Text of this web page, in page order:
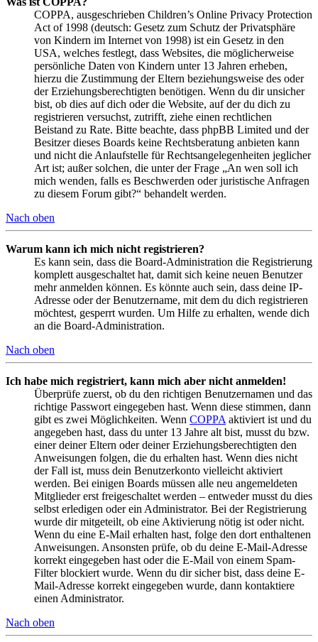
COPPA, ausgeschrieben Children’s Online Privacy Protection
Act of 1998 (deutsch: Gesetz zum Schutz der Privatsphäre
von Kindern im Internet von 1998) ist ein Gesetz in den
USA, welches festlegt, dass Websites, die möglicherweise
persönliche Daten von Kindern unter 13 Jahren erheben,
hierzu die Zustimmung der Eltern beziehungsweise des oder
der Erziehungsberechtigten benötigen. Wenn du dir unsicher
bist, ob dies auf dich oder die Website, auf der du dich zu
registrieren versuchst, zutrifft, ziehe einen rechtlichen
Beistand zu Rate. Bitte beachte, dass phpBB Limited und der
Besitzer dieses Boards keine Rechtsberatung anbieten kann
und nicht die Anlaufstelle für Rechtsangelegenheiten jeglicher
Art ist; außer solchen, die unter der Frage „An wen soll ich
mich wenden, falls es Beschwerden oder juristische Anfragen
zu diesem Forum gibt?“ behandelt werden.
Nach oben
Warum kann ich mich nicht registrieren?
Es kann sein, dass die Board-Administration die Registrierung
komplett ausgeschaltet hat, damit sich keine neuen Benutzer
mehr anmelden können. Es könnte auch sein, dass deine IP-
Adresse oder der Benutzername, mit dem du dich registrieren
möchtest, gesperrt wurden. Um Hilfe zu erhalten, wende dich
an die Board-Administration.
Nach oben
Ich habe mich registriert, kann mich aber nicht anmelden!
Überprüfe zuerst, ob du den richtigen Benutzernamen und das
richtige Passwort eingegeben hast. Wenn diese stimmen, dann
gibt es zwei Möglichkeiten. Wenn COPPA aktiviert ist und du
angegeben hast, dass du unter 13 Jahre alt bist, musst du bzw.
einer deiner Eltern oder deiner Erziehungsberechtigten den
Anweisungen folgen, die du erhalten hast. Wenn dies nicht
der Fall ist, muss dein Benutzerkonto vielleicht aktiviert
werden. Bei einigen Boards müssen alle neu angemeldeten
Mitglieder erst freigeschaltet werden – entweder musst du dies
selbst erledigen oder ein Administrator. Bei der Registrierung
wurde dir mitgeteilt, ob eine Aktivierung nötig ist oder nicht.
Wenn du eine E-Mail erhalten hast, folge den dort enthaltenen
Anweisungen. Ansonsten prüfe, ob du deine E-Mail-Adresse
korrekt eingegeben hast oder die E-Mail von einem Spam-
Filter blockiert wurde. Wenn du dir sicher bist, dass deine E-
Mail-Adresse korrekt eingegeben wurde, dann kontaktiere
einen Administrator.
Nach oben